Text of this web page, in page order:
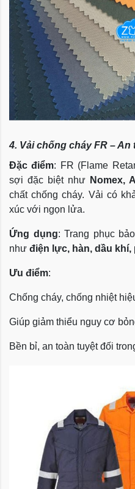
4. Vải chống cháy FR – An
Đặc điểm: FR (Flame
sợi đặc biệt như Nomex,
chất chống cháy. Vải có
xúc với ngọn lửa.
Ứng dụng: Trang phục
như điện lực, hàn, dầu
Ưu điểm:
Chống cháy, chống nhiệt
Giúp giảm thiểu nguy cơ
Bền bỉ, an toàn tuyệt đối